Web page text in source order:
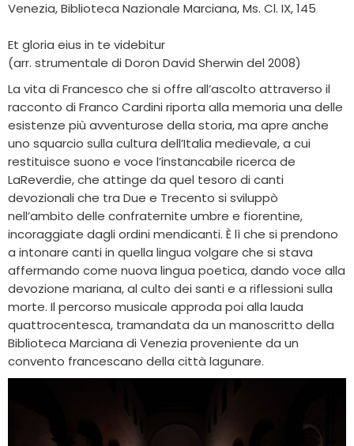
Venezia, Biblioteca Nazionale Marciana, Ms. Cl. IX, 145
Et gloria eius in te videbitur
(arr. strumentale di Doron David Sherwin del 2008)
La vita di Francesco che si offre all’ascolto attraverso il
racconto di Franco Cardini riporta alla memoria una delle
esistenze più avventurose della storia, ma apre anche
uno squarcio sulla cultura dell’Italia medievale, a cui
restituisce suono e voce l’instancabile ricerca de
LaReverdie, che attinge da quel tesoro di canti
devozionali che tra Due e Trecento si sviluppò
nell’ambito delle confraternite umbre e fiorentine,
incoraggiate dagli ordini mendicanti. È lì che si prendono
a intonare canti in quella lingua volgare che si stava
affermando come nuova lingua poetica, dando voce alla
devozione mariana, al culto dei santi e a riflessioni sulla
morte. Il percorso musicale approda poi alla lauda
quattrocentesca, tramandata da un manoscritto della
Biblioteca Marciana di Venezia proveniente da un
convento francescano della città lagunare.